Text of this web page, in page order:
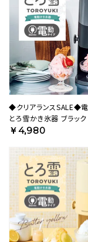
◆クリアランスSALE◆
とろ雪かき氷器 ブラッ
B5BK【HO】
￥4,980